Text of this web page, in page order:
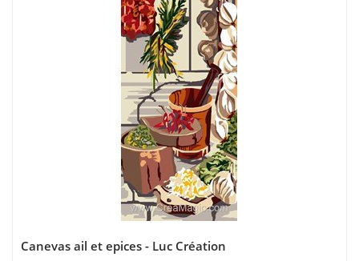
Canevas ail et epices - Luc Création